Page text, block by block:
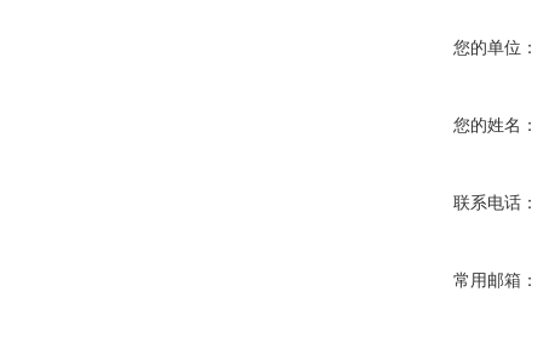
您的单位：
您的姓名：
联系电话：
常用邮箱：